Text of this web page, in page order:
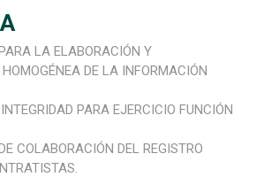
LA ELABORACIÓN Y
DE LA INFORMACIÓN
PARA EJERCICIO FUNCIÓN
COLABORACIÓN DEL REGISTRO